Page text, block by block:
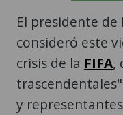
El presidente de
consideró este
crisis de la FIFA,
y